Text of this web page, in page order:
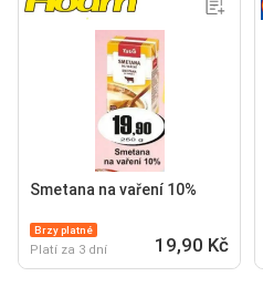
Smetana na vaření 10%
Brzy platné
Platí za 3 dní 19,90 Kč